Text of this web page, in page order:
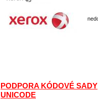
PODPORA KÓDOVÉ SADY
UNICODE